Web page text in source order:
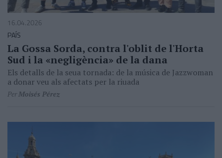
16.04.2026
PAÍS
La Gossa Sorda, contra l'oblit de l'Horta
Sud i la «negligència» de la dana
Els detalls de la seua tornada: de la música de Jazzwoman
a donar veu als afectats per la riuada
PerMoisés Pérez